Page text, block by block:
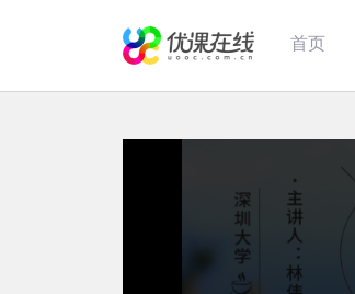
首页